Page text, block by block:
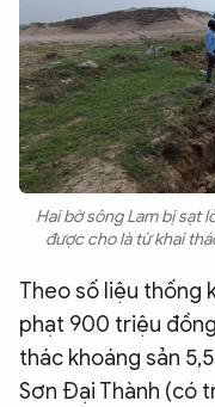
Hai bờ sông Lam bị sạt
được cho là từ khai
Theo số liệu thống
phạt 900 triệu
thác khoáng sản
Sơn Đại Thành (có